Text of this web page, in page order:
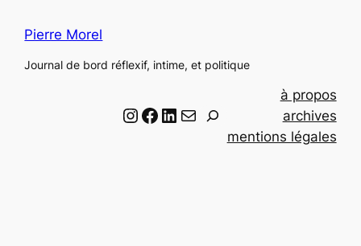
Pierre Morel
Journal de bord réflexif, intime, et politique
Instagram Facebook LinkedIn Email
à propos
archives
mentions légales